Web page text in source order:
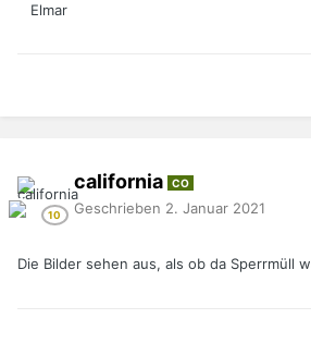
Elmar
california CO
Geschrieben 2. Januar 2021
Die Bilder sehen aus, als ob da Sperrmüll